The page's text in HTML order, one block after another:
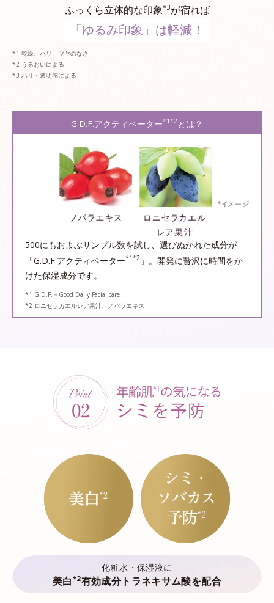
ふっくら立体的な印象*3が宿れば
「ゆるみ印象」は軽減！
乾燥、ハリ、ツヤのなさ
うるおいによる
ハリ・透明感による
G.D.F.アクティベーター*1*2 とは？
500にもおよぶサンプル数を試し、選びぬかれた成分が
「G.D.F.アクティベーター*1*2 」。開発に贅沢に時間をか
けた保湿成分です。
*1 G.D.F.＝Good Daily Facial care
*2 ロニセラカエルレア果汁、ノバラエキス
化粧水・保湿液に
美白 *2有効成分トラネキサム酸を配合